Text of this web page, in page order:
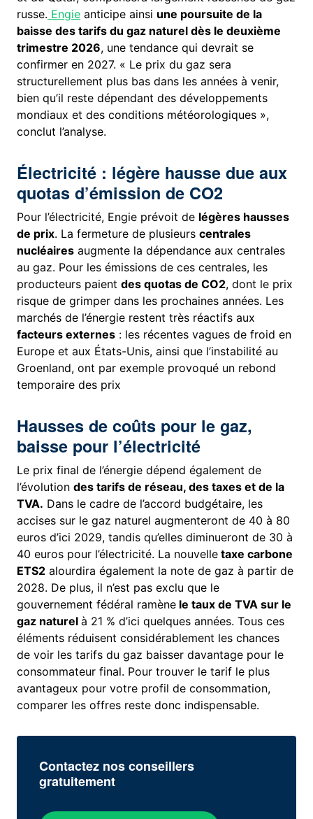
russe. Engie anticipe ainsi une poursuite de la
baisse des tarifs du gaz naturel dès le deuxième
trimestre 2026, une tendance qui devrait se
confirmer en 2027. « Le prix du gaz sera
structurellement plus bas dans les années à venir,
bien qu’il reste dépendant des développements
mondiaux et des conditions météorologiques »,
conclut l’analyse.
Électricité : légère hausse due aux
quotas d’émission de CO2
Pour l’électricité, Engie prévoit de légères hausses
de prix. La fermeture de plusieurscentrales
nucléaires augmente la dépendance aux centrales
au gaz. Pour les émissions de ces centrales, les
producteurs paientdes quotas de CO2, dont le prix
risque de grimper dans les prochaines années. Les
marchés de l’énergie restent très réactifs aux
facteurs externes : les récentes vagues de froid en
Europe et aux États-Unis, ainsi que l’instabilité au
Groenland, ont par exemple provoqué un rebond
temporaire des prix
Hausses de coûts pour le gaz,
baisse pour l’électricité
Le prix final de l’énergie dépend également de
l’évolutiondes tarifs de réseau, des taxes et de la
TVA. Dans le cadre de l’accord budgétaire, les
accises sur le gaz naturel augmenteront de 40 à 80
euros d’ici 2029, tandis qu’elles diminueront de 30 à
40 euros pour l’électricité. La nouvelle taxe carbone
ETS2 alourdira également la note de gaz à partir de
2028. De plus, il n’est pas exclu que le
gouvernement fédéral ramène le taux de TVA sur le
gaz naturelà 21 % d’ici quelques années. Tous ces
éléments réduisent considérablement les chances
de voir les tarifs du gaz baisser davantage pour le
consommateur final. Pour trouver le tarif le plus
avantageux pour votre profil de consommation,
comparer les offres reste donc indispensable.
Contactez nos conseillers
gratuitement